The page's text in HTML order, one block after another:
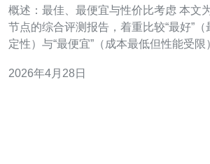
概述：最佳、最便宜与性价比考虑 本文为107.13日本cn2
节点的综合评测报告，着重比较“最好”
定性）与“最便宜”（成本最低但性能受
延迟表现，但价格会高于普通电信通道；
2026年4月28日